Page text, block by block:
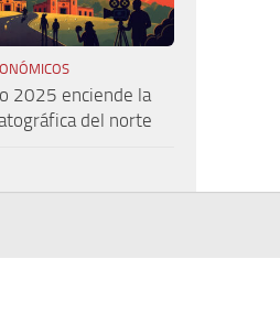
2025 enciende la
del norte